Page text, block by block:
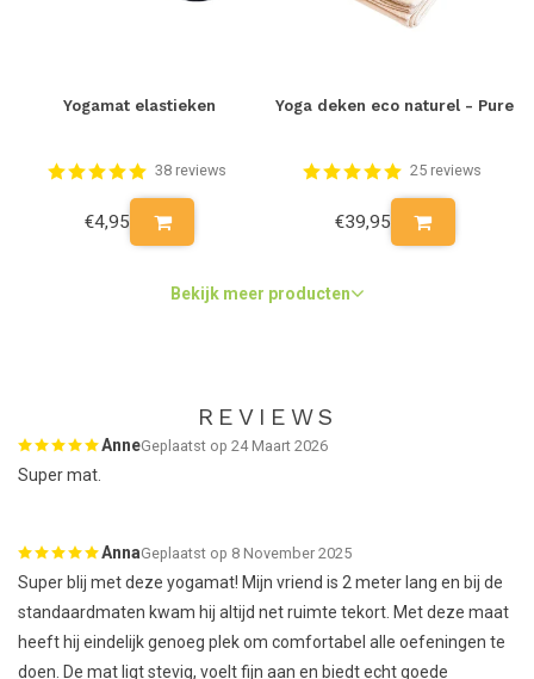
Yogamat elastieken
38 reviews
€4,95
Yoga deken eco naturel - Pure
25 reviews
€39,95
Bekijk meer producten
REVIEWS
AnneGeplaatst op 24 Maart 2026
Super mat.
AnnaGeplaatst op 8 November 2025
Super blij met deze yogamat! Mijn vriend is 2 meter lang en bij de
standaardmaten kwam hij altijd net ruimte tekort. Met deze maat
heeft hij eindelijk genoeg plek om comfortabel alle oefeningen te
doen. De mat ligt stevig, voelt fijn aan en biedt echt goede